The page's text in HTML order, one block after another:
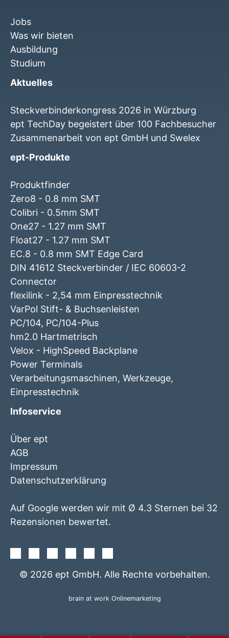
+49
Jobs
Was wir bieten
Ausbildung
Studium
Aktuelles
Steckverbinderkongress 2026 in Würzburg
ept TechDay begeistert über 100 Fachbesucher
Zusammenarbeit von ept GmbH und Swelex
ept-Produkte
Produktfinder
Zero8 - 0.8 mm SMT
Colibri - 0.5mm SMT
One27 - 1.27 mm SMT
Float27 - 1.27 mm SMT
EC.8 - 0.8 mm SMT Edge Card
DIN 41612 Steckverbinder / IEC 60603-2
Connector
flexilink - 2,54 mm Einpresstechnik
VarPol Stift- & Buchsenleisten
PC/104, PC/104-Plus
hm2.0 Hartmetrisch
Velox - HighSpeed Backplane
Power Terminals
Verarbeitungsmaschinen, Werkzeuge,
Einpresstechnik
Infoservice
Über ept
AGB
Impressum
Datenschutzerklärung
Auf Google werden wir mit Ø 4.3 Sternen bei 32
Rezensionen bewertet.
© 2026 ept GmbH. Alle Rechte vorbehalten.
brain at work Onlinemarketing